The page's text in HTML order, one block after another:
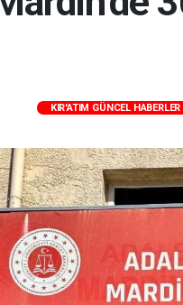
KIR'ATIM GÜNCEL HABERLER